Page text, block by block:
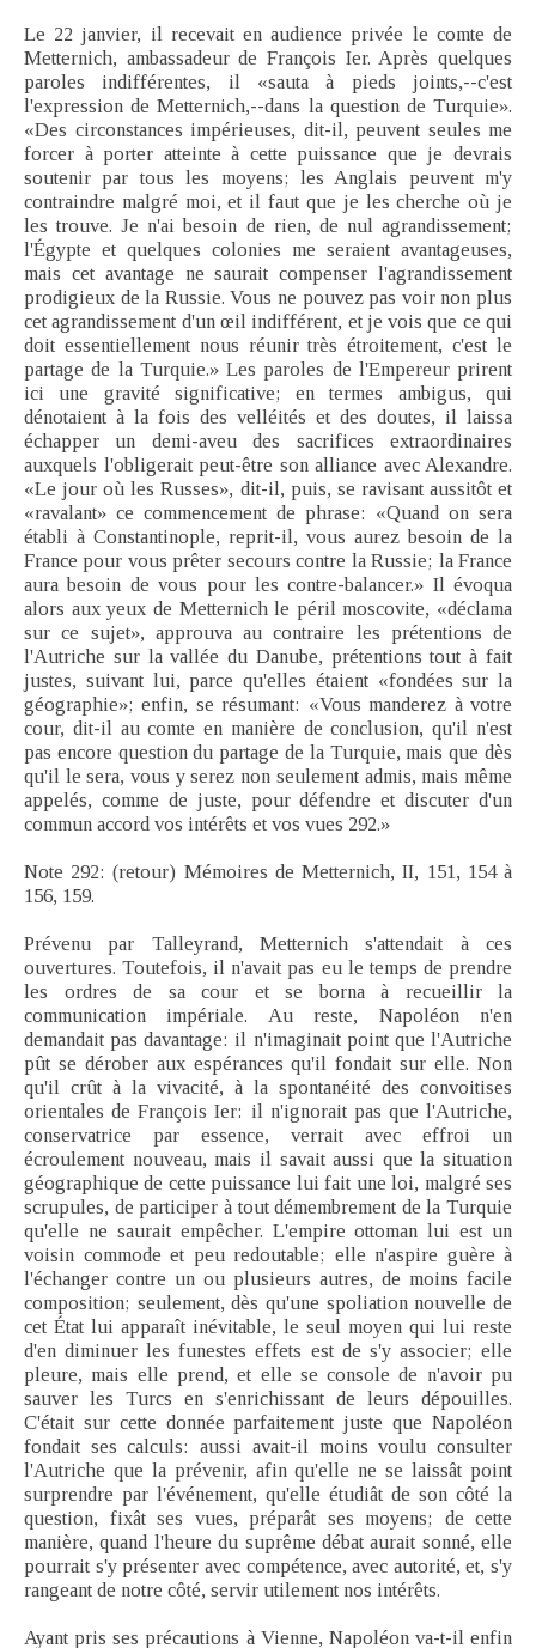
Le 22 janvier, il recevait en audience privée le comte de
Metternich, ambassadeur de François Ier. Après quelques
paroles indifférentes, il «sauta à pieds joints,--c'est
l'expression de Metternich,--dans la question de Turquie».
«Des circonstances impérieuses, dit-il, peuvent seules me
forcer à porter atteinte à cette puissance que je devrais
soutenir par tous les moyens; les Anglais peuvent m'y
contraindre malgré moi, et il faut que je les cherche où je
les trouve. Je n'ai besoin de rien, de nul agrandissement;
l'Égypte et quelques colonies me seraient avantageuses,
mais cet avantage ne saurait compenser l'agrandissement
prodigieux de la Russie. Vous ne pouvez pas voir non plus
cet agrandissement d'un œil indifférent, et je vois que ce qui
doit essentiellement nous réunir très étroitement, c'est le
partage de la Turquie.» Les paroles de l'Empereur prirent
ici une gravité significative; en termes ambigus, qui
dénotaient à la fois des velléités et des doutes, il laissa
échapper un demi-aveu des sacrifices extraordinaires
auxquels l'obligerait peut-être son alliance avec Alexandre.
«Le jour où les Russes», dit-il, puis, se ravisant aussitôt et
«ravalant» ce commencement de phrase: «Quand on sera
établi à Constantinople, reprit-il, vous aurez besoin de la
France pour vous prêter secours contre la Russie; la France
aura besoin de vous pour les contre-balancer.» Il évoqua
alors aux yeux de Metternich le péril moscovite, «déclama
sur ce sujet», approuva au contraire les prétentions de
l'Autriche sur la vallée du Danube, prétentions tout à fait
justes, suivant lui, parce qu'elles étaient «fondées sur la
géographie»; enfin, se résumant: «Vous manderez à votre
cour, dit-il au comte en manière de conclusion, qu'il n'est
pas encore question du partage de la Turquie, mais que dès
qu'il le sera, vous y serez non seulement admis, mais même
appelés, comme de juste, pour défendre et discuter d'un
commun accord vos intérêts et vos vues 292.»
Note 292: (retour) Mémoires de Metternich, II, 151, 154 à
156, 159.
Prévenu par Talleyrand, Metternich s'attendait à ces
ouvertures. Toutefois, il n'avait pas eu le temps de prendre
les ordres de sa cour et se borna à recueillir la
communication impériale. Au reste, Napoléon n'en
demandait pas davantage: il n'imaginait point que l'Autriche
pût se dérober aux espérances qu'il fondait sur elle. Non
qu'il crût à la vivacité, à la spontanéité des convoitises
orientales de François Ier: il n'ignorait pas que l'Autriche,
conservatrice par essence, verrait avec effroi un
écroulement nouveau, mais il savait aussi que la situation
géographique de cette puissance lui fait une loi, malgré ses
scrupules, de participer à tout démembrement de la Turquie
qu'elle ne saurait empêcher. L'empire ottoman lui est un
voisin commode et peu redoutable; elle n'aspire guère à
l'échanger contre un ou plusieurs autres, de moins facile
composition; seulement, dès qu'une spoliation nouvelle de
cet État lui apparaît inévitable, le seul moyen qui lui reste
d'en diminuer les funestes effets est de s'y associer; elle
pleure, mais elle prend, et elle se console de n'avoir pu
sauver les Turcs en s'enrichissant de leurs dépouilles.
C'était sur cette donnée parfaitement juste que Napoléon
fondait ses calculs: aussi avait-il moins voulu consulter
l'Autriche que la prévenir, afin qu'elle ne se laissât point
surprendre par l'événement, qu'elle étudiât de son côté la
question, fixât ses vues, préparât ses moyens; de cette
manière, quand l'heure du suprême débat aurait sonné, elle
pourrait s'y présenter avec compétence, avec autorité, et, s'y
rangeant de notre côté, servir utilement nos intérêts.
Ayant pris ses précautions à Vienne, Napoléon va-t-il enfin